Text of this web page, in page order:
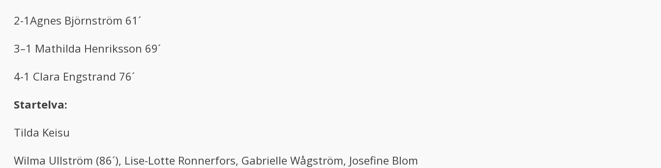
2-1Agnes Björnström 61´
3–1 Mathilda Henriksson 69´
4-1 Clara Engstrand 76´
Startelva:
Tilda Keisu
Wilma Ullström (86´), Lise-Lotte Ronnerfors, Gabrielle Wågström, Josefine Blom